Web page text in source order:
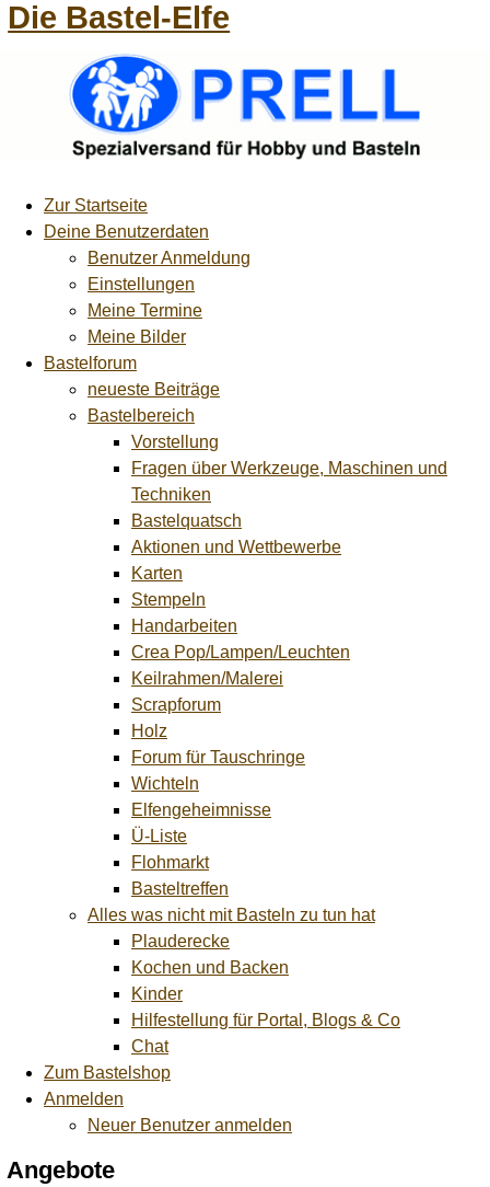
Die Bastel-Elfe
Zur Startseite
Deine Benutzerdaten
Benutzer Anmeldung
Einstellungen
Meine Termine
Meine Bilder
Bastelforum
neueste Beiträge
Bastelbereich
Vorstellung
Fragen über Werkzeuge, Maschinen und
Techniken
Bastelquatsch
Aktionen und Wettbewerbe
Karten
Stempeln
Handarbeiten
Crea Pop/Lampen/Leuchten
Keilrahmen/Malerei
Scrapforum
Holz
Forum für Tauschringe
Wichteln
Elfengeheimnisse
Ü-Liste
Flohmarkt
Basteltreffen
Alles was nicht mit Basteln zu tun hat
Plauderecke
Kochen und Backen
Kinder
Hilfestellung für Portal, Blogs & Co
Chat
Zum Bastelshop
Anmelden
Neuer Benutzer anmelden
Angebote